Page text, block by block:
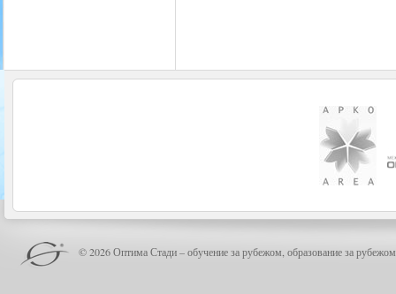
© 2026 Оптима Стади – обучение за рубежом, образование за